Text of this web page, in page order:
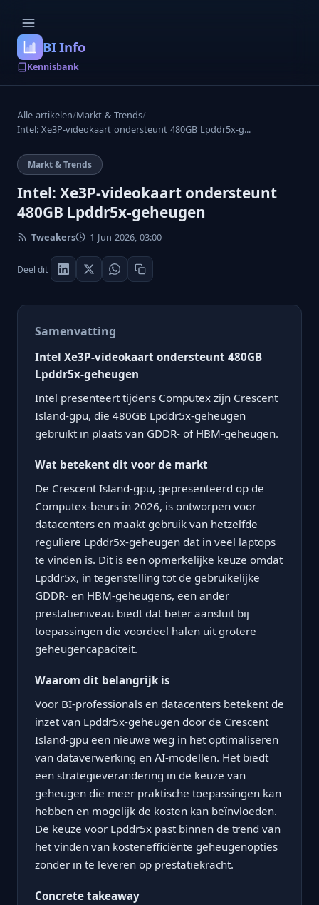
BI Info
Kennisbank
Alle artikelen/Markt & Trends/
Intel: Xe3P-videokaart ondersteunt 480GB Lpddr5x-g...
Markt & Trends
Intel: Xe3P-videokaart ondersteunt
480GB Lpddr5x-geheugen
Tweakers 1 Jun 2026, 03:00
Deel dit
Samenvatting
Intel Xe3P-videokaart ondersteunt 480GB
Lpddr5x-geheugen
Intel presenteert tijdens Computex zijn Crescent
Island-gpu, die 480GB Lpddr5x-geheugen
gebruikt in plaats van GDDR- of HBM-geheugen.
Wat betekent dit voor de markt
De Crescent Island-gpu, gepresenteerd op de
Computex-beurs in 2026, is ontworpen voor
datacenters en maakt gebruik van hetzelfde
reguliere Lpddr5x-geheugen dat in veel laptops
te vinden is. Dit is een opmerkelijke keuze omdat
Lpddr5x, in tegenstelling tot de gebruikelijke
GDDR- en HBM-geheugens, een ander
prestatieniveau biedt dat beter aansluit bij
toepassingen die voordeel halen uit grotere
geheugencapaciteit.
Waarom dit belangrijk is
Voor BI-professionals en datacenters betekent de
inzet van Lpddr5x-geheugen door de Crescent
Island-gpu een nieuwe weg in het optimaliseren
van dataverwerking en AI-modellen. Het biedt
een strategieverandering in de keuze van
geheugen die meer praktische toepassingen kan
hebben en mogelijk de kosten kan beïnvloeden.
De keuze voor Lpddr5x past binnen de trend van
het vinden van kostenefficiënte geheugenopties
zonder in te leveren op prestatiekracht.
Concrete takeaway